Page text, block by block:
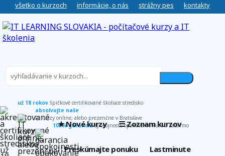
všetko o kurzoch
informácie, o nás strážny pes kontakty
už 18 rokov špičkové certifikované školiace stredisko
absolvujte naše
IT kurzy online, alebo prezenčne v Bratislave
100% garanciaspokojnosti, opakovanie kurzu zadarmo
★ Nové kurzy ☰ Zoznam kurzov
∷ Preskúmajte ponuku Lastminute